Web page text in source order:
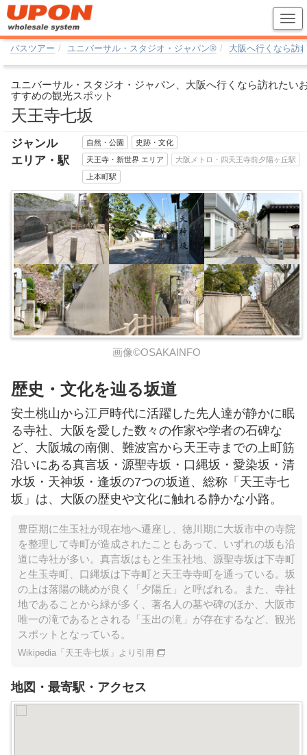
バスツアー ユニバーサル・スタジオ・ジャパン® 大阪へ行くなら訪
天王寺七坂
ユニバーサル・スタジオ・ジャパン、大阪へ行くなら訪れたい
すすめの観光スポット
ジャンル 自然・公園 史跡・文化
エリア・駅 天王寺・新世界 エリア 大阪メトロ・四天王寺前夕陽ヶ丘駅
上本町駅
画像©OSAKAINFO
歴史・文化を辿る坂道
安土桃山から江戸時代に活躍した先人達が静かに眠
る寺社、大阪を愛した数々の作家や学者の石碑な
ど、大阪城の南側、難波宮から天王寺までの上町筋
沿いにある真言坂・源聖寺坂・口縄坂・愛染坂・清
水坂・天神坂・逢坂の7つの坂道、総称「天王寺七
坂」は、大阪の歴史や文化に触れる静かな小路。
豊臣期に生玉社が現在地へ遷座し、徳川期に大坂市中の寺院
を整理して寺町が造成されたこともあって、いずれの坂も沿
道に寺社が多い。真言坂はもと生玉社地、源聖寺坂は下寺町
と生玉寺町、口縄坂は下寺町と天王寺寺町を通っている。坂
の上は落陽の眺めが良く「夕陽丘」と呼ばれる。また、寺社
地であることから緑が多く、著名人の墓や碑のほか、大阪市
唯一の滝であるとされる「玉出の滝」が存在するなど、観光
スポットとなっている。
Wikipedia「天王寺七坂」より引用
地図・最寄駅・アクセス